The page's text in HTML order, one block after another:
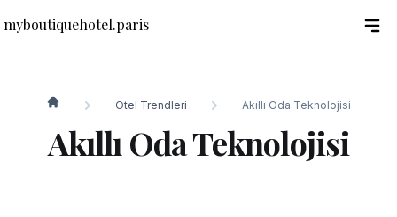
myboutiquehotel.paris
Otel Trendleri Akıllı Oda Teknolojisi
Akıllı Oda Teknolojisi